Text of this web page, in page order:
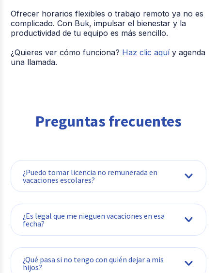
Ofrecer horarios flexibles o trabajo remoto ya no es
complicado. Con Buk, impulsar el bienestar y la
productividad de tu equipo es más sencillo.
¿Quieres ver cómo funciona? Haz clic aquíy agenda
una llamada.
Preguntas frecuentes
¿Puedo tomar licencia no remunerada en
vacaciones escolares?
¿Es legal que me nieguen vacaciones en esa
fecha?
¿Qué pasa si no tengo con quién dejar a mis
hijos?